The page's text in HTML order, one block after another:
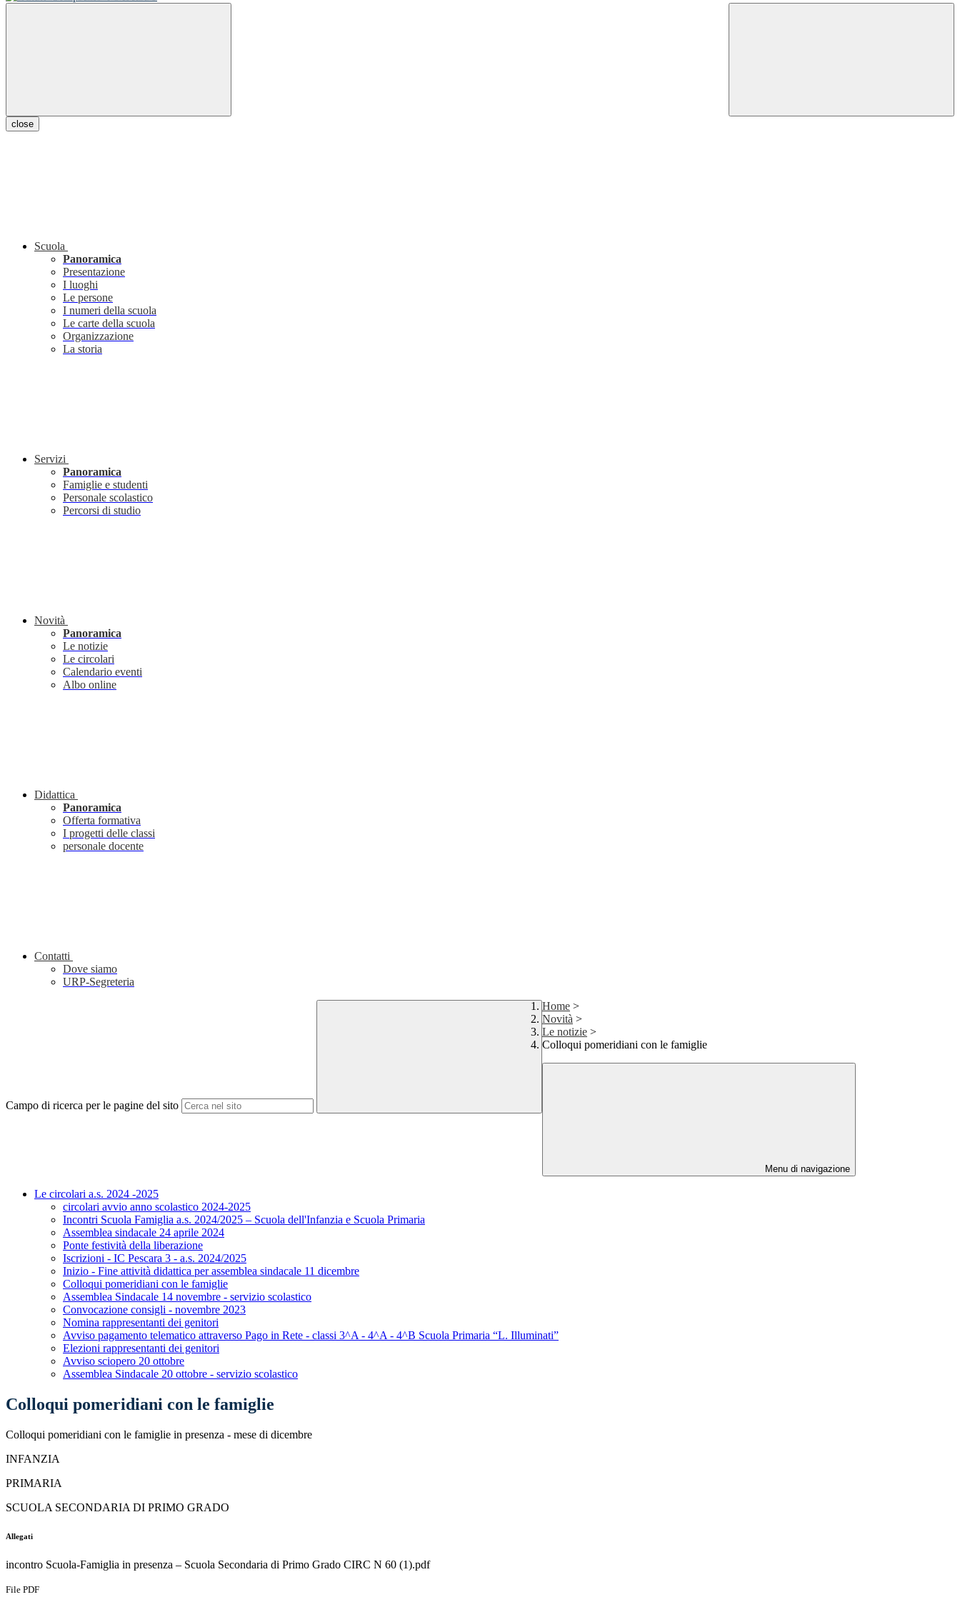
close
Scuola
Panoramica
Presentazione
I luoghi
Le persone
I numeri della scuola
Le carte della scuola
Organizzazione
La storia
Servizi
Panoramica
Famiglie e studenti
Personale scolastico
Percorsi di studio
Novità
Panoramica
Le notizie
Le circolari
Calendario eventi
Albo online
Didattica
Panoramica
Offerta formativa
I progetti delle classi
personale docente
Contatti
Dove siamo
URP-Segreteria
Campo di ricerca per le pagine del sito
Home >
Novità >
Le notizie >
Colloqui pomeridiani con le famiglie
Menu di navigazione
Le circolari a.s. 2024 -2025
circolari avvio anno scolastico 2024-2025
Incontri Scuola Famiglia a.s. 2024/2025 – Scuola dell'Infanzia e Scuola Primaria
Assemblea sindacale 24 aprile 2024
Ponte festività della liberazione
Iscrizioni - IC Pescara 3 - a.s. 2024/2025
Inizio - Fine attività didattica per assemblea sindacale 11 dicembre
Colloqui pomeridiani con le famiglie
Assemblea Sindacale 14 novembre - servizio scolastico
Convocazione consigli - novembre 2023
Nomina rappresentanti dei genitori
Avviso pagamento telematico attraverso Pago in Rete - classi 3^A - 4^A - 4^B Scuola Primaria “L. Illuminati”
Elezioni rappresentanti dei genitori
Avviso sciopero 20 ottobre
Assemblea Sindacale 20 ottobre - servizio scolastico
Colloqui pomeridiani con le famiglie
Colloqui pomeridiani con le famiglie in presenza - mese di dicembre
INFANZIA
PRIMARIA
SCUOLA SECONDARIA DI PRIMO GRADO
Allegati
incontro Scuola-Famiglia in presenza – Scuola Secondaria di Primo Grado CIRC N 60 (1).pdf
File PDF